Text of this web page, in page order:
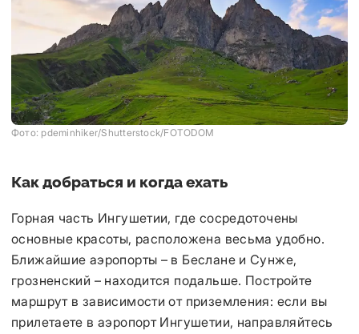
Фото: pdeminhiker/Shutterstock/FOTODOM
Как добраться и когда ехать
Горная часть Ингушетии, где сосредоточены
основные красоты, расположена весьма удобно.
Ближайшие аэропорты – в Беслане и Сунже,
грозненский – находится подальше. Постройте
маршрут в зависимости от приземления: если вы
прилетаете в аэропорт Ингушетии, направляйтесь